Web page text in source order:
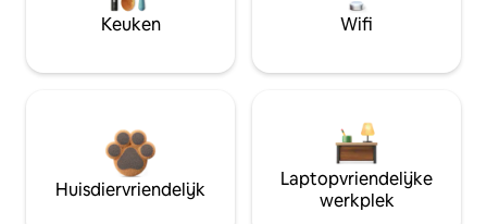
Keuken Wifi
Huisdiervriendelijk
Laptopvriendelijke
werkplek